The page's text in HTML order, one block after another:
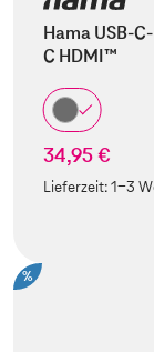
Hama USB-
C HDMI™
34,95 €
Lieferzeit:1-3
%